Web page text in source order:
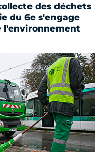
des déchets
du 6e s'engage
l'environnement